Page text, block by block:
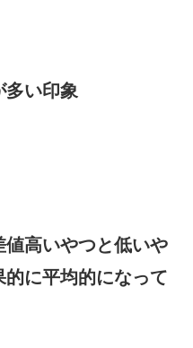
多い印象
高いやつと低いや
に平均的になって